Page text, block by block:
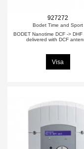
927272
Bodet Time and Sport
BODET Nanotime DCF ->
delivered with DCF
Visa